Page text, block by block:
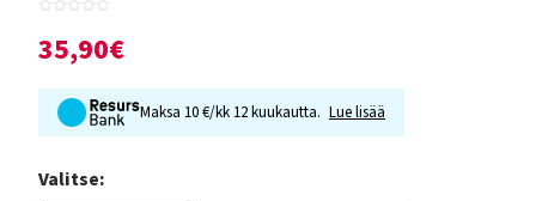
35,90€
Maksa 10 €/kk 12 kuukautta. Lue lisää
Valitse: